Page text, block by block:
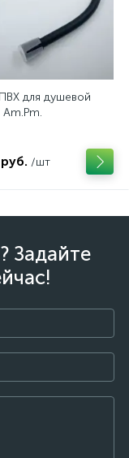
для душевой
/шт
Задайте